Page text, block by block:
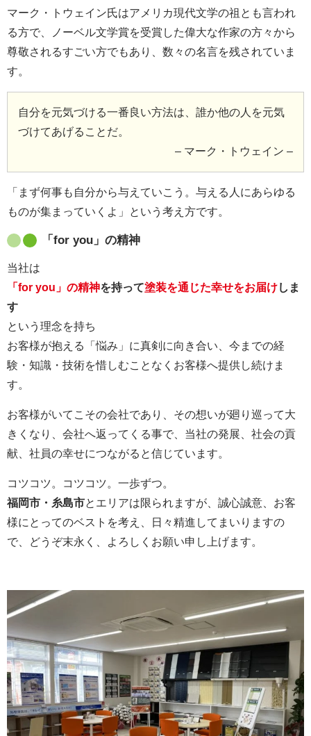
マーク・トウェイン氏はアメリカ現代文学の祖とも言われ
る方で、ノーベル文学賞を受賞した偉大な作家の方々から
尊敬されるすごい方でもあり、数々の名言を残されていま
す。
自分を元気づける一番良い方法は、誰か他の人を元気
づけてあげることだ。
– マーク・トウェイン –
「まず何事も自分から与えていこう。与える人にあらゆる
ものが集まっていくよ」という考え方です。
「for you」の精神
当社は
「for you」の精神を持って塗装を通じた幸せをお届けしま
す
という理念を持ち
お客様が抱える「悩み」に真剣に向き合い、今までの経
験・知識・技術を惜しむことなくお客様へ提供し続けま
す。
お客様がいてこその会社であり、その想いが廻り巡って大
きくなり、会社へ返ってくる事で、当社の発展、社会の貢
献、社員の幸せにつながると信じています。
コツコツ。コツコツ。一歩ずつ。
福岡市・糸島市とエリアは限られますが、誠心誠意、お客
様にとってのベストを考え、日々精進してまいりますの
で、どうぞ末永く、よろしくお願い申し上げます。